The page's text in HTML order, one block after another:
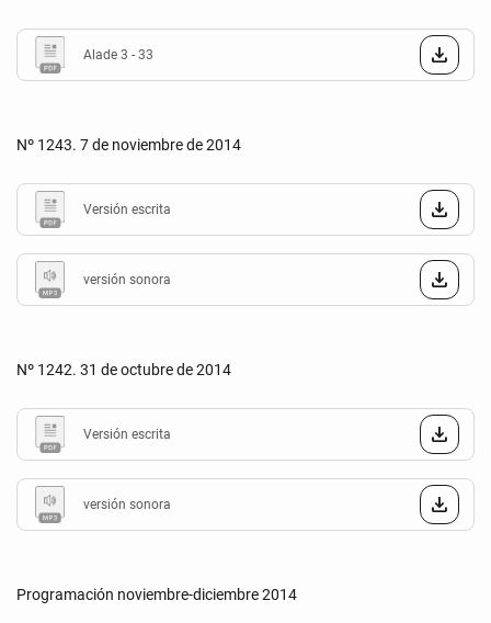
Alade 3 - 33
Nº 1243. 7 de noviembre de 2014
Versión escrita
versión sonora
Nº 1242. 31 de octubre de 2014
Versión escrita
versión sonora
Programación noviembre-diciembre 2014